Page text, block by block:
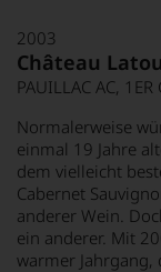
2003
Château
PAUILLAC AC, 1ER
Normalerweise
einmal 19 Jahre
dem vielleicht
Cabernet
anderer Wein.
ein anderer. Mit
warmer